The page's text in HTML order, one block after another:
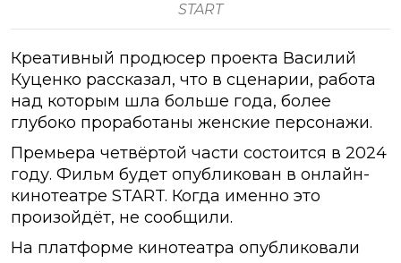
START
Креативный продюсер проекта Василий
Куценко рассказал, что в сценарии, работа
над которым шла больше года, более
глубоко проработаны женские персонажи.
Премьера четвёртой части состоится в 2024
году. Фильм будет опубликован в онлайн-
кинотеатре START. Когда именно это
произойдёт, не сообщили.
На платформе кинотеатра опубликовали